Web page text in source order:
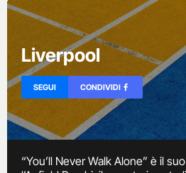
Liverpool
SEGUI CONDIVIDI
“You’ll Never Walk Alone” è il